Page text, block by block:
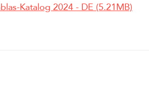
Katalog 2024 - DE (5.21MB)